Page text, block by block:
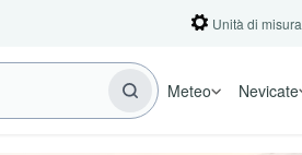
Unità di misura
Meteo Nevicate